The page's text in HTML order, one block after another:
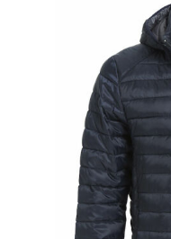
Sinterklaas
Verjaardagen
Voetbal, EK en WK
Voor de bouw